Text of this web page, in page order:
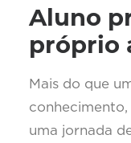
Aluno
próprio
Mais do que
uma jornada